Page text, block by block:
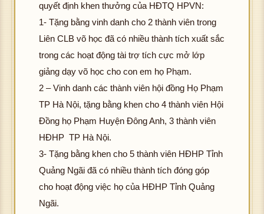
quyết định khen thưởng của HĐTQ HPVN:
1- Tặng bằng vinh danh cho 2 thành viên trong
Liên CLB võ học đã có nhiều thành tích xuất sắc
trong các hoạt động tài trợ tích cực mở lớp
giảng dạy võ học cho con em họ Phạm.
2 – Vinh danh các thành viên hội đồng Họ Phạm
TP Hà Nội, tặng bằng khen cho 4 thành viên Hội
Đồng họ Phạm Huyện Đông Anh, 3 thành viên
HĐHP TP Hà Nội.
3- Tặng bằng khen cho 5 thành viên HĐHP Tỉnh
Quảng Ngãi đã có nhiều thành tích đóng góp
cho hoạt động việc họ của HĐHP Tỉnh Quảng
Ngãi.